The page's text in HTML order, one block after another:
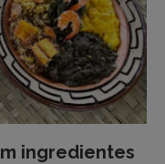
ingredientes